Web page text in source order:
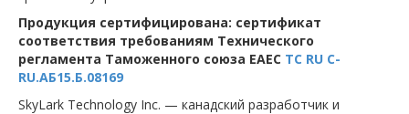
Продукция сертифицирована: сертификат
соответствия требованиям Технического
регламента Таможенного союза ЕАЕС ТС RU C-
RU.АБ15.Б.08169
SkyLark Technology Inc. — канадский разработчик и